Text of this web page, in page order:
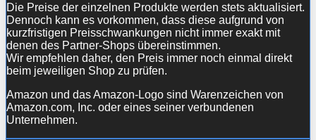
Die Preise der einzelnen Produkte werden stets aktualisiert.
Dennoch kann es vorkommen, dass diese aufgrund von
kurzfristigen Preisschwankungen nicht immer exakt mit
denen des Partner-Shops übereinstimmen.
Wir empfehlen daher, den Preis immer noch einmal direkt
beim jeweiligen Shop zu prüfen.
Amazon und das Amazon-Logo sind Warenzeichen von
Amazon.com, Inc. oder eines seiner verbundenen
Unternehmen.